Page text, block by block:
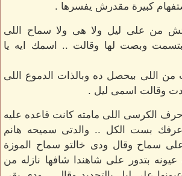
كبيرة مقدرش يفسرها .
من على ليل ولا هى ولا سماح اللى
وبصت لها وقالت .. اسمك ايه يا
اللى بيحصل ده وبالذات الدموع اللى
وقالت اسمى ليل .
الكرسى اللى مامته كانت قاعده عليه
بست الكل .. والدتى سميحه هانم
سماح وقال ودى خالتو سماح الموزة
عيونه بتدور على شاهندا شافها نازله من